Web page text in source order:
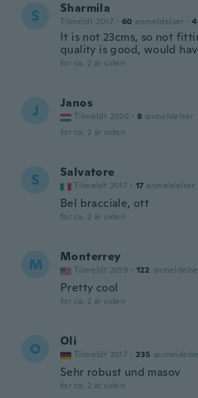
S Sharmila
Tilmeldt 2017 · 60 anmeldelser ·
It is not 23cms, so not
quality is good, would
for ca. 2 år siden
J Janos
Tilmeldt 2020 · 8 anmeldelser
for ca. 2 år siden
S Salvatore
Tilmeldt 2017 · 17 anmeldelser
Bel bracciale, ott
for ca. 2 år siden
M Monterrey
Tilmeldt 2019 · 122
Pretty cool
for ca. 2 år siden
O Oli
Tilmeldt 2017 · 235
Sehr robust und masov
for ca. 2 år siden